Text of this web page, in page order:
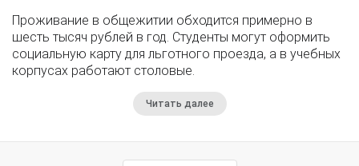
Проживание в общежитии обходится примерно в
шесть тысяч рублей в год. Студенты могут оформить
социальную карту для льготного проезда, а в учебных
корпусах работают столовые.
Читать далее